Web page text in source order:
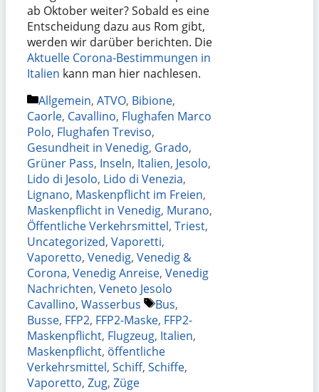
ab Oktober weiter? Sobald es eine
Entscheidung dazu aus Rom gibt,
werden wir darüber berichten. Die
Aktuelle Corona-Bestimmungen in
Italien kann man hier nachlesen.
Kategorien
Allgemein, ATVO, Bibione,
Caorle, Cavallino, Flughafen Marco
Polo, Flughafen Treviso,
Gesundheit in Venedig, Grado,
Grüner Pass, Inseln, Italien, Jesolo,
Lido di Jesolo, Lido di Venezia,
Lignano, Maskenpflicht im Freien,
Maskenpflicht in Venedig, Murano,
Öffentliche Verkehrsmittel, Triest,
Uncategorized, Vaporetti,
Vaporetto, Venedig, Venedig &
Corona, Venedig Anreise, Venedig
Nachrichten, Veneto Jesolo
Cavallino, Wasserbus Schlagwörter
Bus,
Busse, FFP2, FFP2-Maske, FFP2-
Maskenpflicht, Flugzeug, Italien,
Maskenpflicht, öffentliche
Verkehrsmittel, Schiff, Schiffe,
Vaporetto, Zug, Züge